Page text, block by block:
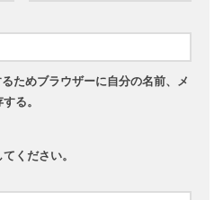
ためブラウザーに自分の名前、メ
る。
ください。